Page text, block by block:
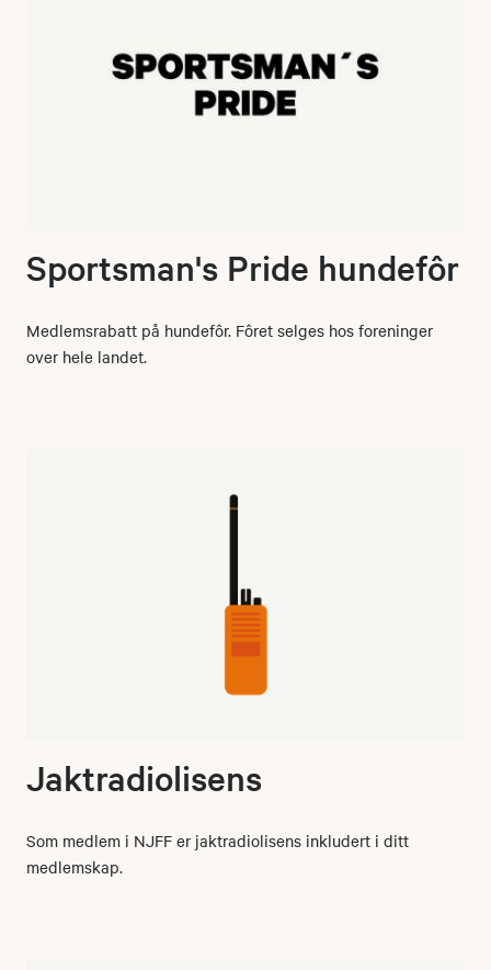
Sportsman's Pride hundefôr
Medlemsrabatt på hundefôr. Fôret selges hos foreninger
over hele landet.
Jaktradiolisens
Som medlem i NJFF er jaktradiolisens inkludert i ditt
medlemskap.